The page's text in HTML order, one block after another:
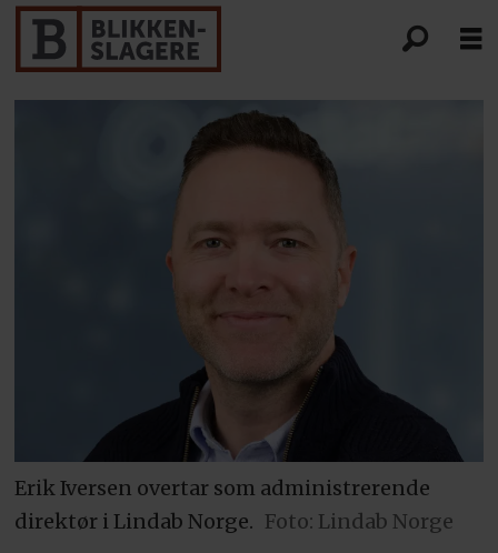
Erik Iversen overtar som administrerende
direktør i Lindab Norge. Foto: Lindab Norge